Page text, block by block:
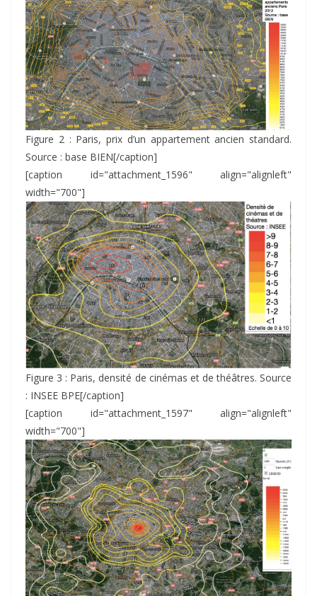
Figure 2 : Paris, prix d’un appartement ancien standard.
Source : base BIEN[/caption]
[caption id="attachment_1596" align="alignleft"
width="700"]
Figure 3 : Paris, densité de cinémas et de théâtres. Source
: INSEE BPE[/caption]
[caption id="attachment_1597" align="alignleft"
width="700"]